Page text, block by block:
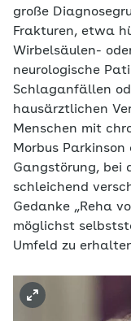
große
Frakturen, etwa
Wirbelsäulen-
neurologische
Schlaganfällen
hausärztlichen
Menschen mit
Morbus
Gangstörung, bei
schleichend
Gedanke „Reha
möglichst
Umfeld zu